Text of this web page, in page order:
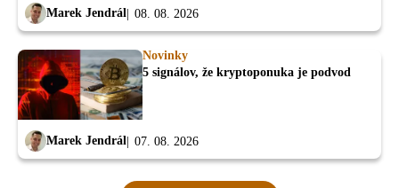
Marek Jendrál 08. 08. 2026
Novinky
5 signálov, že kryptoponuka je podvod
Marek Jendrál 07. 08. 2026